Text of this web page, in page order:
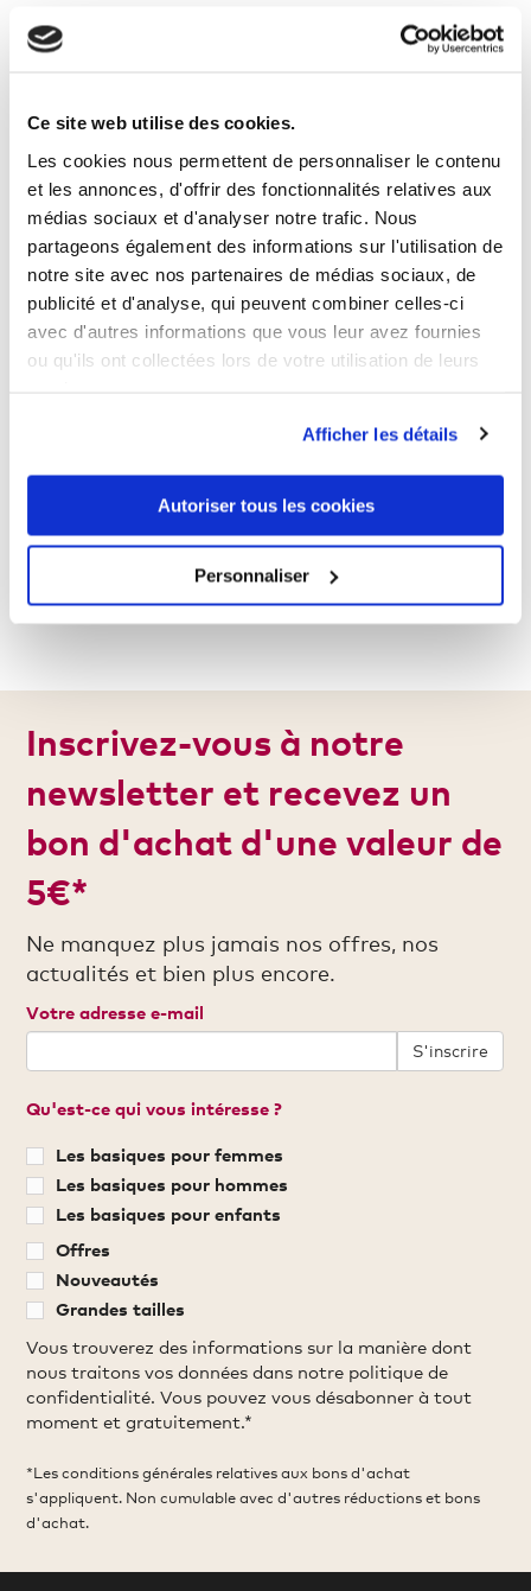
Ce site web utilise des cookies.
Les cookies nous permettent de personnaliser le contenu
et les annonces, d'offrir des fonctionnalités relatives aux
médias sociaux et d'analyser notre trafic. Nous
partageons également des informations sur l'utilisation de
notre site avec nos partenaires de médias sociaux, de
publicité et d'analyse, qui peuvent combiner celles-ci
avec d'autres informations que vous leur avez fournies
ou qu'ils ont collectées lors de votre utilisation de leurs
Afficher les détails
Autoriser tous les cookies
Personnaliser
Polo supérieur Femmes
24,00 €
Inscrivez-vous à notre
newsletter et recevez un
bon d'achat d'une valeur de
5€*
Ne manquez plus jamais nos offres, nos
actualités et bien plus encore.
Votre adresse e-mail
S'inscrire
Qu'est-ce qui vous intéresse ?
Les basiques pour femmes
Les basiques pour hommes
Les basiques pour enfants
Offres
Nouveautés
Grandes tailles
Vous trouverez des informations sur la manière dont
nous traitons vos données dans notre politique de
confidentialité. Vous pouvez vous désabonner à tout
moment et gratuitement.*
*Les conditions générales relatives aux bons d'achat
s'appliquent. Non cumulable avec d'autres réductions et bons
d'achat.